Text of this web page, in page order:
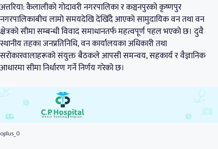
अत्तरिया: कैलालीको गोदावरी नगरपालिका र कञ्चनपुरको कृष्णपुर
नगरपालिकाबीच लामो समयदेखि देखिँदै आएको सामुदायिक वन तथा वन
क्षेत्रको सीमा सम्बन्धी विवाद समाधानतर्फ महत्वपूर्ण पहल भएको छ। दुवै
स्थानीय तहका जनप्रतिनिधि, वन कार्यालयका अधिकारी तथा
सरोकारवालाहरूको संयुक्त बैठकले आपसी समन्वय, सहकार्य र वैज्ञानिक
आधारमा सीमा निर्धारण गर्ने निर्णय गरेको छ।
oplus_0